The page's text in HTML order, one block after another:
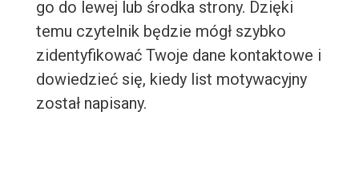
go do lewej lub środka strony. Dzięki
temu czytelnik będzie mógł szybko
zidentyfikować Twoje dane kontaktowe i
dowiedzieć się, kiedy list motywacyjny
został napisany.